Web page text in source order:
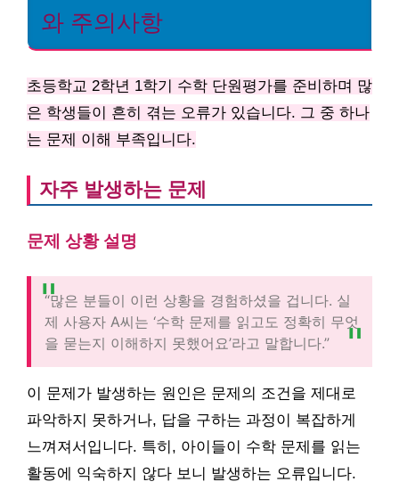
와 주의사항
초등학교 2학년 1학기 수학 단원평가를 준비하며 많
은 학생들이 흔히 겪는 오류가 있습니다. 그 중 하나
는 문제 이해 부족입니다.
자주 발생하는 문제
문제 상황 설명
“많은 분들이 이런 상황을 경험하셨을 겁니다. 실
제 사용자 A씨는 ‘수학 문제를 읽고도 정확히 무엇
을 묻는지 이해하지 못했어요’라고 말합니다.”
이 문제가 발생하는 원인은 문제의 조건을 제대로
파악하지 못하거나, 답을 구하는 과정이 복잡하게
느껴져서입니다. 특히, 아이들이 수학 문제를 읽는
활동에 익숙하지 않다 보니 발생하는 오류입니다.